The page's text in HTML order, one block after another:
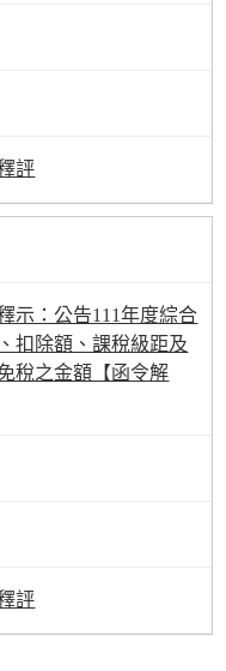
評
示：公告111年度綜合
扣除額、課稅級距及
稅之金額【函令解
評